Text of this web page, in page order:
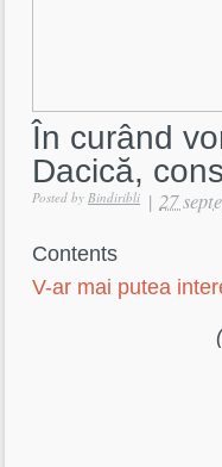
În curând
Dacică,
Posted by Bindiribli | 27
Contents
V-ar mai putea